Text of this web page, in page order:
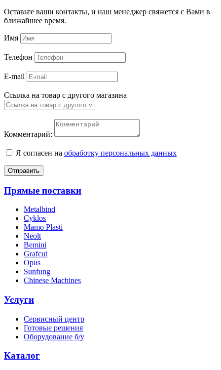
Оставьте ваши контакты, и наш менеджер свяжется с Вами в
ближайшее время.
Имя
Телефон
E-mail
Ссылка на товар с другого магазина
Комментарий:
Я согласен на обработку персональных данных
Отправить
Прямые поставки
Metalbind
Cyklos
Mamo Plasti
Neolt
Bemini
Grafcut
Opus
Sunfung
Chinese Machines
Услуги
Сервисный центр
Готовые решения
Оборудование б/у
Каталог